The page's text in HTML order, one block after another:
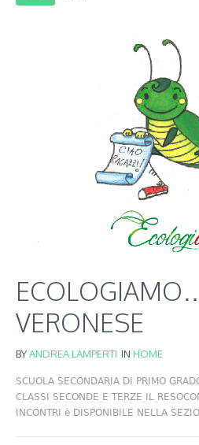
VERONESE
BYANDREA LAMPERTI IN HOME
SCUOLA SECONDARIA DI PRIMO
CLASSI SECONDE E TERZE IL
INCONTRI è DISPONIBILE NELLA